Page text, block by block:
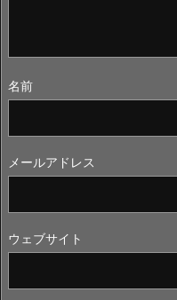
名前
メールアドレス
ウェブサイト